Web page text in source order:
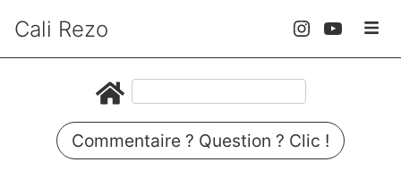
Cali Rezo
Commentaire ? Question ? Clic !